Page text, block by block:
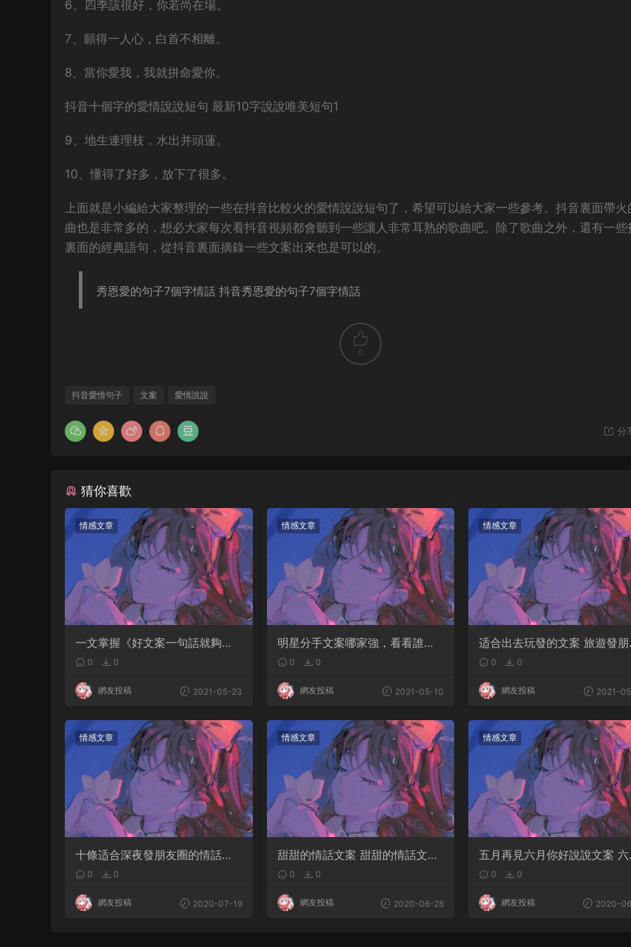
6、四季該很好，你若尚在場。
7、願得一人心，白首不相離。
8、當你愛我，我就拼命愛你。
抖音十個字的愛情說說短句 最新10字說說唯美短句1
9、地生連理枝，水出并頭蓮。
10、懂得了好多，放下了很多。
上面就是小編給大家整理的一些在抖音比較火的愛情說說短句了，希望可以給大家一些參考。抖音裏面帶火
曲也是非常多的，想必大家每次看抖音視頻都會聽到一些讓人非常耳熟的歌曲吧。除了歌曲之外，還有一些
裏面的經典語句，從抖音裏面摘錄一些文案出來也是可以的。
秀恩愛的句子7個字情話 抖音秀恩愛的句子7個字情話
0
抖音愛情句子 文案 愛情說說
分
猜你喜歡
情感文章
一文掌握《好文案一句話就夠
了》77種寫作技巧
0 0
網友投稿 2021-05-23
情感文章
明星分手文案哪家強，看看誰才
是公關大師
0 0
網友投稿 2021-05-10
情感文章
适合出去玩發的文案 旅遊發
圈的句子
0 0
網友投稿 2021-
情感文章
十條适合深夜發朋友圈的情話文
案，建議收藏
0 0
網友投稿 2020-07-19
情感文章
甜甜的情話文案 甜甜的情話文案
長句
0 0
網友投稿 2020-06-28
情感文章
五月再見六月你好說說文案
你好勵志句子簡短
0 0
網友投稿 2020-